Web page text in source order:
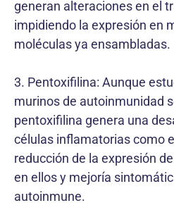
generan alteraciones en el
impidiendo la expresión en
moléculas ya ensambladas.
3. Pentoxifilina: Aunque
murinos de autoinmunidad
pentoxifilina genera una
células inflamatorias como
reducción de la expresión
en ellos y mejoría
autoinmune.